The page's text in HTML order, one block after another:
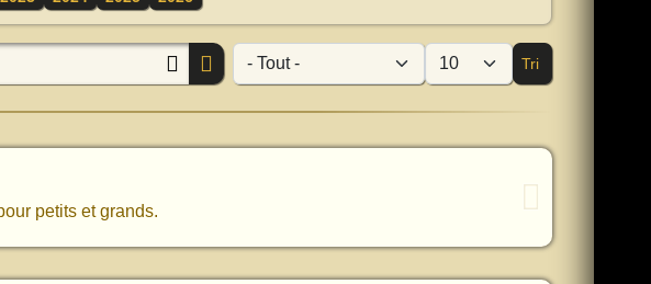
- Catégorie -
Afficher #
Tri
petits et grands.